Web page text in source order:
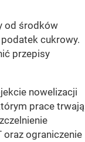
od środków
cukrowy.
przepisy
nowelizacji
prace trwają
ograniczenie